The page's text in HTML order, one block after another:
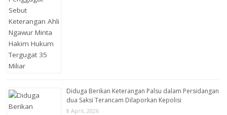
Diduga Berikan Keterangan Palsu dalam Persidangan
dua Saksi Terancam Dilaporkan Kepolisi
8 April, 2026